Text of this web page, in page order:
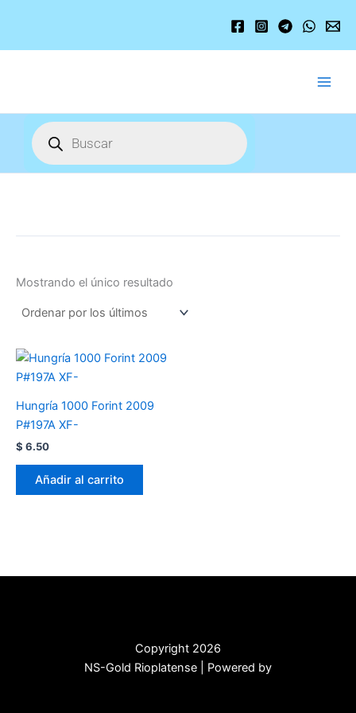
contenido
Búsqueda
de
productos
Mostrando el único resultado
Hungría 1000 Forint 2009
P#197A XF-
$ 6.50
Añadir al carrito
Copyright 2026
NS-Gold Rioplatense | Powered by